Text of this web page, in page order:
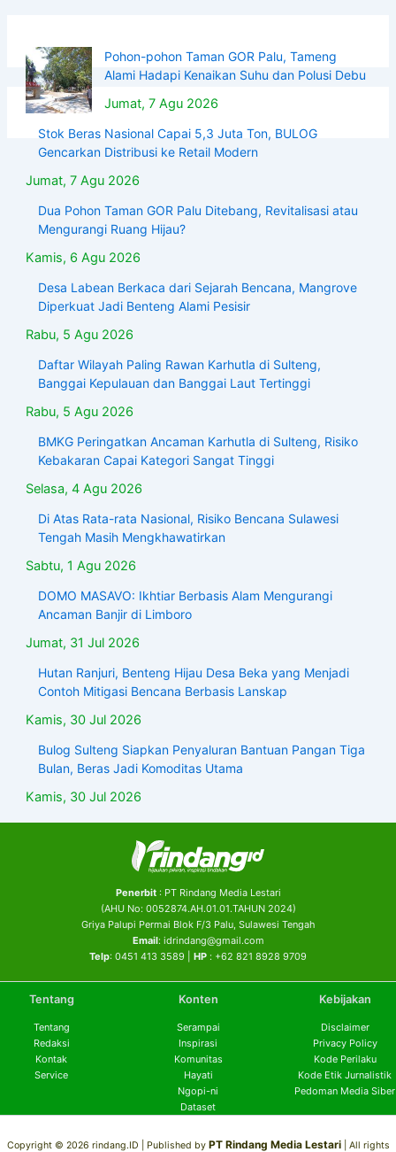
Pohon-pohon Taman GOR Palu, Tameng
Alami Hadapi Kenaikan Suhu dan Polusi Debu
Jumat, 7 Agu 2026
Stok Beras Nasional Capai 5,3 Juta Ton, BULOG
Gencarkan Distribusi ke Retail Modern
Jumat, 7 Agu 2026
Dua Pohon Taman GOR Palu Ditebang, Revitalisasi atau
Mengurangi Ruang Hijau?
Kamis, 6 Agu 2026
Desa Labean Berkaca dari Sejarah Bencana, Mangrove
Diperkuat Jadi Benteng Alami Pesisir
Rabu, 5 Agu 2026
Daftar Wilayah Paling Rawan Karhutla di Sulteng,
Banggai Kepulauan dan Banggai Laut Tertinggi
Rabu, 5 Agu 2026
BMKG Peringatkan Ancaman Karhutla di Sulteng, Risiko
Kebakaran Capai Kategori Sangat Tinggi
Selasa, 4 Agu 2026
Di Atas Rata-rata Nasional, Risiko Bencana Sulawesi
Tengah Masih Mengkhawatirkan
Sabtu, 1 Agu 2026
DOMO MASAVO: Ikhtiar Berbasis Alam Mengurangi
Ancaman Banjir di Limboro
Jumat, 31 Jul 2026
Hutan Ranjuri, Benteng Hijau Desa Beka yang Menjadi
Contoh Mitigasi Bencana Berbasis Lanskap
Kamis, 30 Jul 2026
Bulog Sulteng Siapkan Penyaluran Bantuan Pangan Tiga
Bulan, Beras Jadi Komoditas Utama
Kamis, 30 Jul 2026
Penerbit: PT Rindang Media Lestari
(AHU No: 0052874.AH.01.01.TAHUN 2024)
Griya Palupi Permai Blok F/3 Palu, Sulawesi Tengah
Email: idrindang@gmail.com
Telp: 0451 413 3589 | HP : +62 821 8928 9709
Tentang
Tentang
Redaksi
Kontak
Service
Konten
Serampai
Inspirasi
Komunitas
Hayati
Ngopi-ni
Dataset
Kebijakan
Disclaimer
Privacy Policy
Kode Perilaku
Kode Etik Jurnalistik
Pedoman Media Siber
Copyright © 2026 rindang.ID | Published by PT Rindang Media Lestari| All rights